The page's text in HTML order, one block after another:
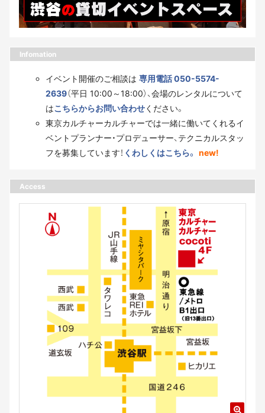
Infomation
イベント開催のご相談は 専用電話 050-5574-
2639（平日 10:00～18:00）、会場のレンタルについて
はこちらからお問い合わせください。
東京カルチャーカルチャーでは一緒に働いてくれるイ
ベントプランナー・プロデューサー、テクニカルスタッ
フを募集しています！ くわしくはこちら。 new!
Access